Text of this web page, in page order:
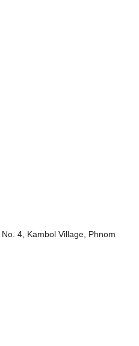
4, Kambol Village, Phnom